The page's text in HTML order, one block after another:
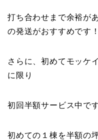
打ち合わせまで余裕が
の発送がおすすめです！
さらに、初めてモッケ
に限り
初回半額サービス中です
初めての１棟を半額の